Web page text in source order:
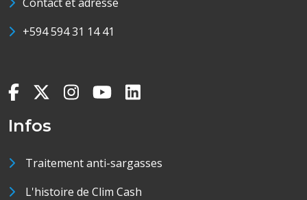
+594 594 31 14 41
Infos
Traitement anti-sargasses
L'histoire de Clim Cash